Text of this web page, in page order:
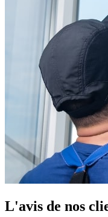
L'avis de nos